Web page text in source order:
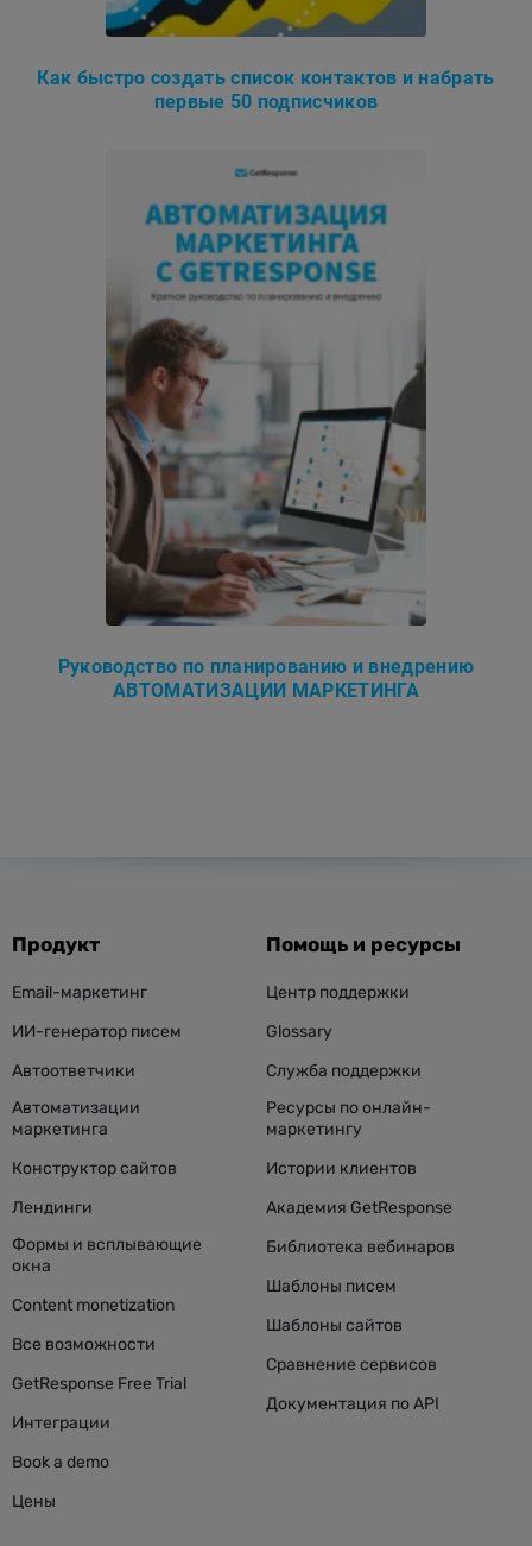
Как быстро создать список контактов и набрать
первые 50 подписчиков
Руководство по планированию и внедрению
АВТОМАТИЗАЦИИ МАРКЕТИНГА
Продукт
Email-маркетинг
ИИ-генератор писем
Автоответчики
Автоматизации
маркетинга
Конструктор сайтов
Лендинги
Формы и всплывающие
окна
Content monetization
Все возможности
GetResponse Free Trial
Интеграции
Book a demo
Цены
Помощь и ресурсы
Центр поддержки
Glossary
Служба поддержки
Ресурсы по онлайн-
маркетингу
Истории клиентов
Академия GetResponse
Библиотека вебинаров
Шаблоны писем
Шаблоны сайтов
Сравнение сервисов
Документация по API